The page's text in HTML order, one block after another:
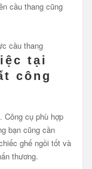
cầu thang cũng
tại
công
Công cụ phù hợp
bạn cũng cần
ghế ngồi tốt và
thương.